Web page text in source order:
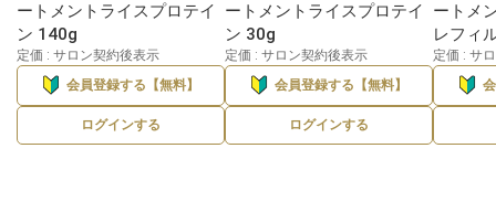
ートメントライスプロテイ
ン 140g
定価 : サロン契約後表示
会員登録する【無料】
ログインする
ートメントライスプロテイ
ン 30g
定価 : サロン契約後表示
会員登録する【無料】
ログインする
ートメ
レフィ
定価 : サ